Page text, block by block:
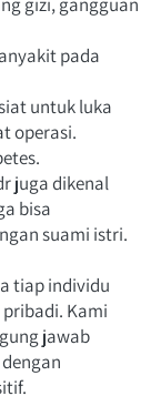
pada
untuk luka
operasi.
juga dikenal
bisa
suami istri.
tiap individu
Kami
jawab